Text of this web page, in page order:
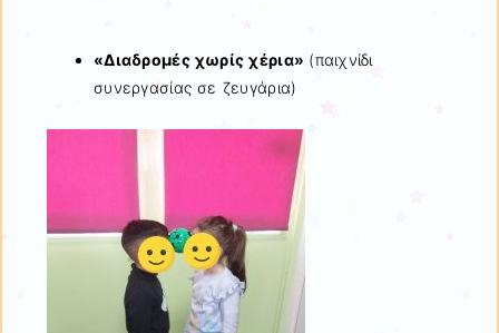
«Διαδρομές χωρίς χέρια» (παιχνίδι
συνεργασίας σε ζευγάρια)